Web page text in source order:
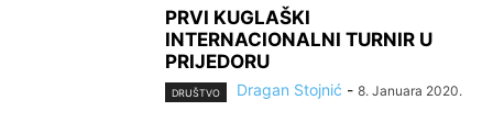
PRVI KUGLAŠKI
INTERNACIONALNI TURNIR U
PRIJEDORU
DRUŠTVO Dragan Stojnić - 8. Januara 2020.